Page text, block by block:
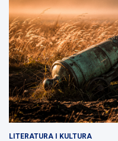
LITERATURA I KULTURA